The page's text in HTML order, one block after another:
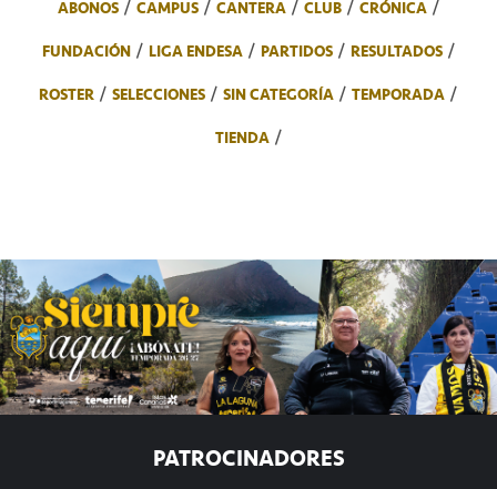
ABONOS CAMPUS CANTERA CLUB
CRÓNICA
FUNDACIÓN
LIGA ENDESA PARTIDOS
RESULTADOS
ROSTER
SELECCIONES SIN CATEGORÍA
TEMPORADA
TIENDA
PATROCINADORES